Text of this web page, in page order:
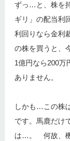
ずっ…と、株を
ギリ」の配当利
利回りなら金利
の株を買うと、
1億円なら200
ありません。
しかも…この株
です。馬鹿だけ
は…。 何故、